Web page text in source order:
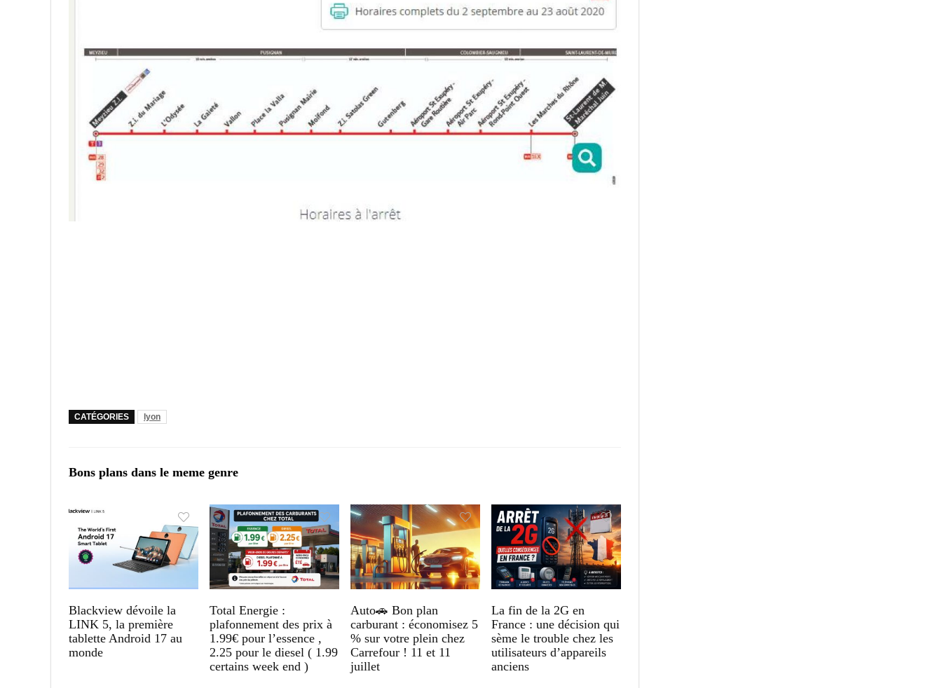
CATÉGORIES lyon
Bons plans dans le meme genre
Blackview dévoile la
LINK 5, la première
tablette Android 17 au
monde
Total Energie :
plafonnement des prix à
1.99€ pour l’essence ,
2.25 pour le diesel ( 1.99
certains week end )
Auto🚗 Bon plan
carburant : économisez 5
% sur votre plein chez
Carrefour ! 11 et 11
juillet
La fin de la 2G en
France : une décision qui
sème le trouble chez les
utilisateurs d’appareils
anciens